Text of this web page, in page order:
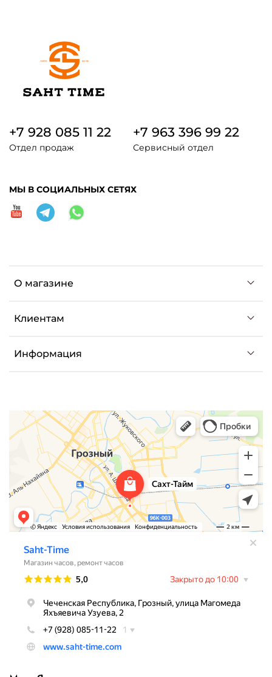
О магазине
Клиентам
Информация
+7 928 085 11 22
Отдел продаж
+7 963 396 99 22
Сервисный отдел
МЫ В СОЦИАЛЬНЫХ СЕТЯХ